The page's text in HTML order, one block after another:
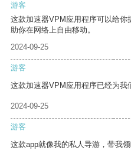
游客
这款加速器VPM应用程序可以给
助你在网络上自由移动。
2024-09-25
游客
这款加速器VPM应用程序已经为我
2024-09-25
游客
这款app就像我的私人导游，带我领